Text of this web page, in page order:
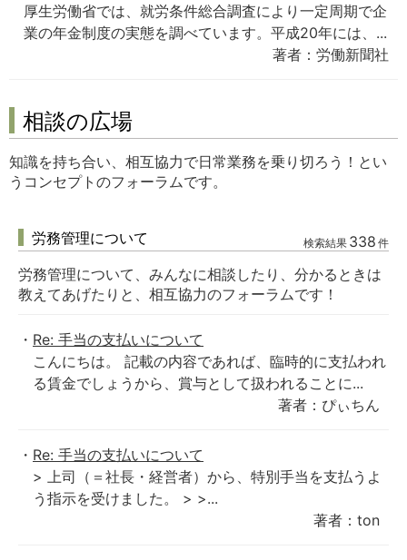
厚生労働省では、就労条件総合調査により一定周期で企
業の年金制度の実態を調べています。平成20年には、...
著者：労働新聞社
相談の広場
知識を持ち合い、相互協力で日常業務を乗り切ろう！とい
うコンセプトのフォーラムです。
労務管理について 検索結果 338 件
労務管理について、みんなに相談したり、分かるときは
教えてあげたりと、相互協力のフォーラムです！
Re: 手当の支払いについて
こんにちは。 記載の内容であれば、臨時的に支払われ
る賃金でしょうから、賞与として扱われることに...
著者：ぴぃちん
Re: 手当の支払いについて
> 上司（＝社長・経営者）から、特別手当を支払うよ
う指示を受けました。 > >...
著者：ton